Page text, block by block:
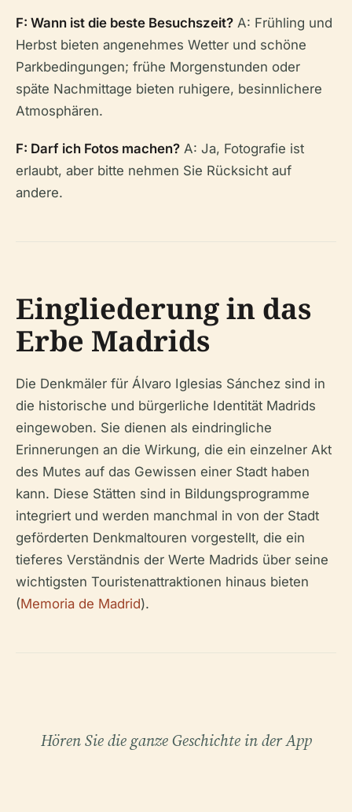
F: Wann ist die beste Besuchszeit? A: Frühling und
Herbst bieten angenehmes Wetter und schöne
Parkbedingungen; frühe Morgenstunden oder
späte Nachmittage bieten ruhigere, besinnlichere
Atmosphären.
F: Darf ich Fotos machen? A: Ja, Fotografie ist
erlaubt, aber bitte nehmen Sie Rücksicht auf
andere.
Eingliederung in das
Erbe Madrids
Die Denkmäler für Álvaro Iglesias Sánchez sind in
die historische und bürgerliche Identität Madrids
eingewoben. Sie dienen als eindringliche
Erinnerungen an die Wirkung, die ein einzelner Akt
des Mutes auf das Gewissen einer Stadt haben
kann. Diese Stätten sind in Bildungsprogramme
integriert und werden manchmal in von der Stadt
geförderten Denkmaltouren vorgestellt, die ein
tieferes Verständnis der Werte Madrids über seine
wichtigsten Touristenattraktionen hinaus bieten
(Memoria de Madrid).
Hören Sie die ganze Geschichte in der App